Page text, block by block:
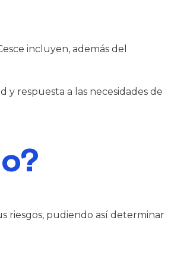
incluyen, además del
respuesta a las necesidades de
riesgos, pudiendo así determinar